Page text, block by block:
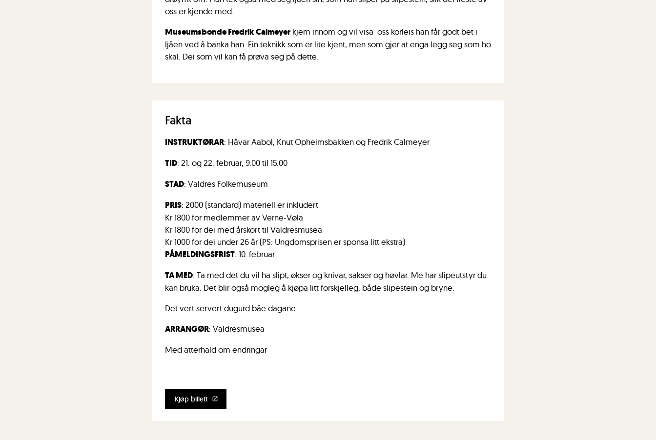
oss er kjende med.
Museumsbonde Fredrik Calmeyerkjem innom og vil visa oss korleis han får godt bet i
ljåen ved å banka han. Ein teknikk som er lite kjent, men som gjer at enga legg seg som ho
skal. Dei som vil kan få prøva seg på dette.
Fakta
INSTRUKTØRAR: Håvar Aabol, Knut Opheimsbakken og Fredrik Calmeyer
TID: 21. og 22. februar, 9.00 til 15.00
STAD: Valdres Folkemuseum
PRIS: 2000 (standard) materiell er inkludert
Kr 1800 for medlemmer av Verne-Vøla
Kr 1800 for dei med årskort til Valdresmusea
Kr 1000 for dei under 26 år​ (PS: Ungdomsprisen er sponsa litt ekstra)
PÅMELDINGSFRIST: 10. februar
TA MED: Ta med det du vil ha slipt, økser og knivar, sakser og høvlar. Me har slipeutstyr du
kan bruka. Det blir også mogleg å kjøpa litt forskjelleg, både slipestein og bryne.
Det vert servert dugurd båe dagane.
ARRANGØR: Valdresmusea
Med atterhald om endringar
Kjøp billett